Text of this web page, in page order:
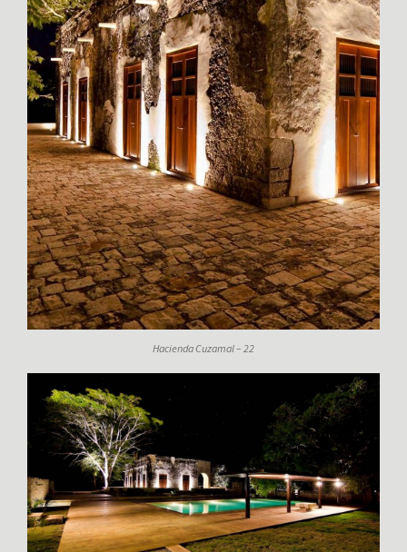
Hacienda Cuzamal – 22